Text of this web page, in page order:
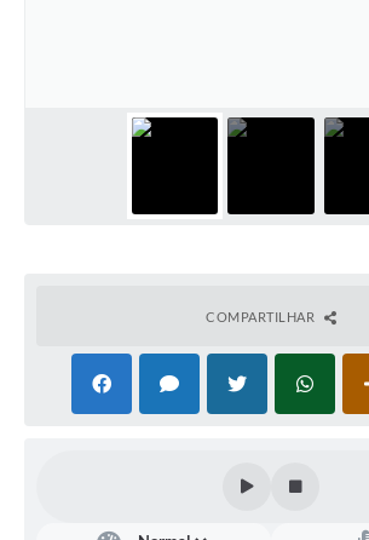
Arquivos para Download
Telefones Úteis
COMPARTILHAR